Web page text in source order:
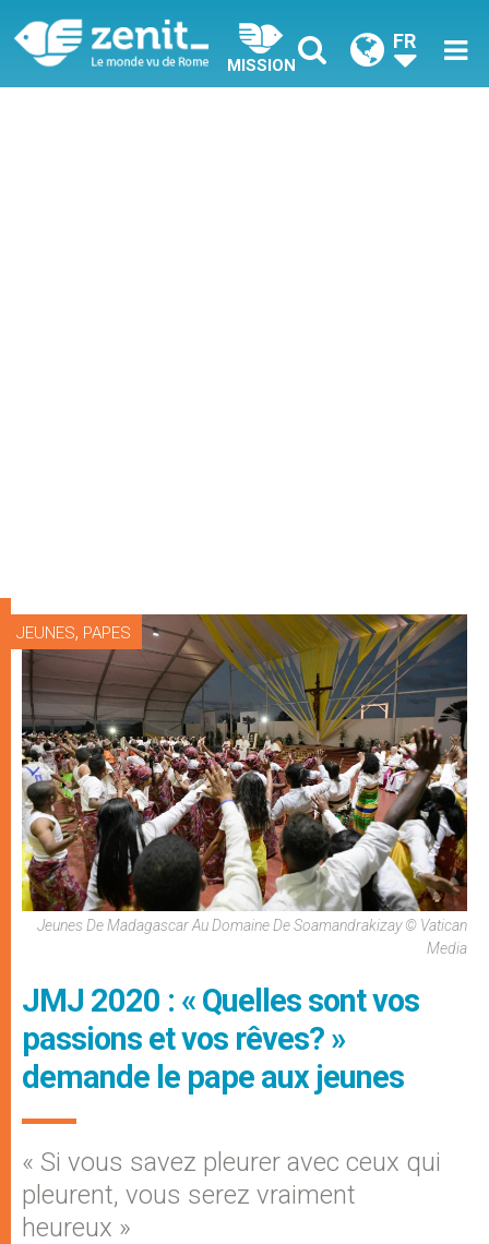
MISSION
FR
JEUNES, PAPES
Jeunes De Madagascar Au Domaine De Soamandrakizay © Vatican
Media
JMJ 2020 : « Quelles sont vos
passions et vos rêves? »
demande le pape aux jeunes
« Si vous savez pleurer avec ceux qui
pleurent, vous serez vraiment
heureux »